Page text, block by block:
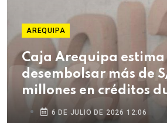
AREQUIPA
Caja Arequipa estima
desembolsar más de
millones en créditos
campaña de Fiestas
6 DE JULIO DE 2026 12:06